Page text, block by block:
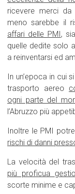
ricevere merci da
meno sarebbe il
affari delle PMI ,
quelle dedite solo
a reinventarsi ed
In un’epoca in cui
trasporto aereo
ogni parte del
l’Abruzzo più
Inoltre le PMI
rischi di danni
La velocità del
più proficua
scorte minime e